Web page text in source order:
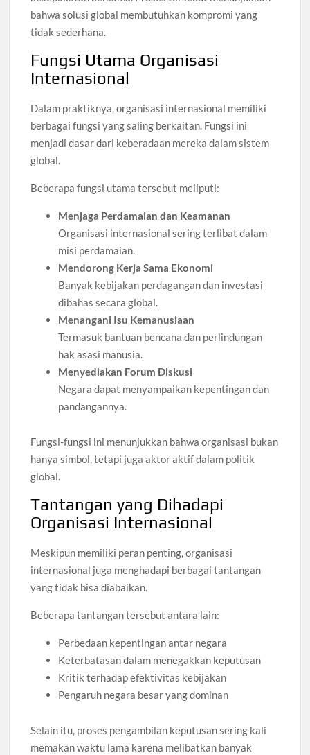
bahwa solusi global membutuhkan kompromi yang
tidak sederhana.
Fungsi Utama Organisasi
Internasional
Dalam praktiknya, organisasi internasional memiliki
berbagai fungsi yang saling berkaitan. Fungsi ini
menjadi dasar dari keberadaan mereka dalam sistem
global.
Beberapa fungsi utama tersebut meliputi:
Menjaga Perdamaian dan Keamanan
Organisasi internasional sering terlibat dalam
misi perdamaian.
Mendorong Kerja Sama Ekonomi
Banyak kebijakan perdagangan dan investasi
dibahas secara global.
Menangani Isu Kemanusiaan
Termasuk bantuan bencana dan perlindungan
hak asasi manusia.
Menyediakan Forum Diskusi
Negara dapat menyampaikan kepentingan dan
pandangannya.
Fungsi-fungsi ini menunjukkan bahwa organisasi bukan
hanya simbol, tetapi juga aktor aktif dalam politik
global.
Tantangan yang Dihadapi
Organisasi Internasional
Meskipun memiliki peran penting, organisasi
internasional juga menghadapi berbagai tantangan
yang tidak bisa diabaikan.
Beberapa tantangan tersebut antara lain:
Perbedaan kepentingan antar negara
Keterbatasan dalam menegakkan keputusan
Kritik terhadap efektivitas kebijakan
Pengaruh negara besar yang dominan
Selain itu, proses pengambilan keputusan sering kali
memakan waktu lama karena melibatkan banyak